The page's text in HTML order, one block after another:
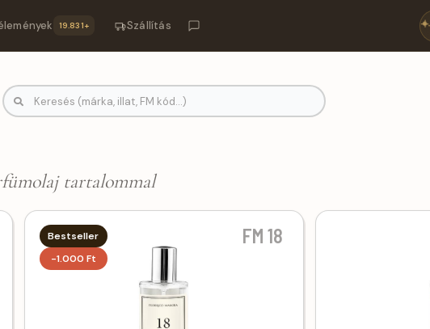
19.831+ Szállítás
FM parfümök | FM-Parfümök.hu
tartalommal
Bestseller
-1.000 Ft
FM 18